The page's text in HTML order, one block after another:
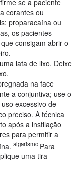
corantes ou
proparacaína ou
os pacientes
consigam abrir o
lata de lixo. Deixe
na face
a conjuntiva; use o
excessivo de
preciso. A técnica
após a instilação
para permitir a
algarismo Para
uma tira